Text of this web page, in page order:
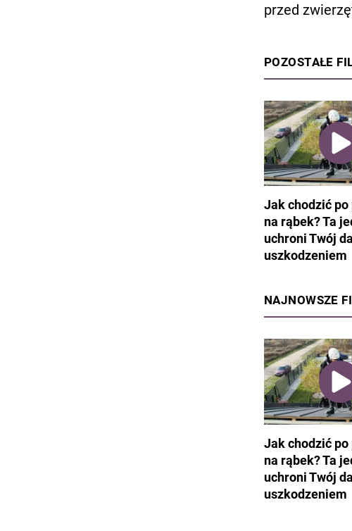
przed
POZOSTAŁE
Jak chodzić po
na rąbek? Ta
uchroni Twój
uszkodzeniem
NAJNOWSZE
Jak chodzić po
na rąbek? Ta
uchroni Twój
uszkodzeniem